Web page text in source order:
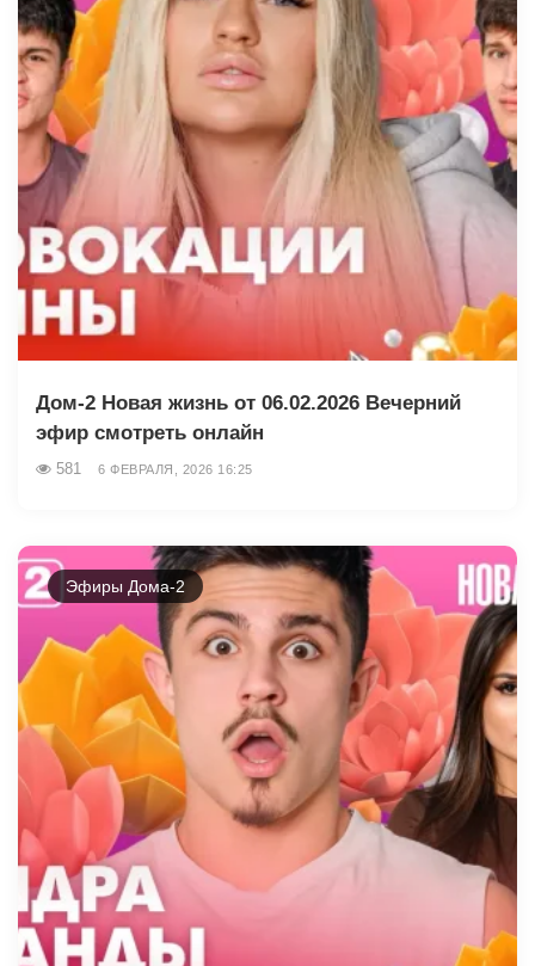
Дом-2 Новая жизнь от 06.02.2026 Вечерний
эфир смотреть онлайн
581 6 ФЕВРАЛЯ, 2026 16:25
Эфиры Дома-2